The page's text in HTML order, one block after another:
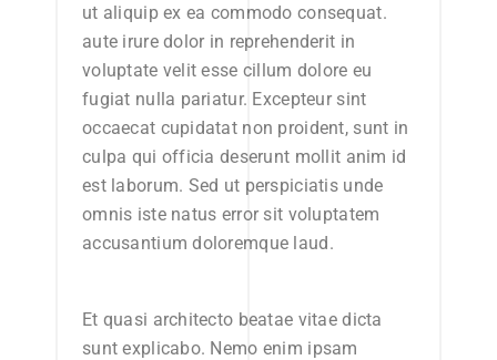
ut aliquip ex ea commodo consequat.
aute irure dolor in reprehenderit in
voluptate velit esse cillum dolore eu
fugiat nulla pariatur. Excepteur sint
occaecat cupidatat non proident, sunt in
culpa qui officia deserunt mollit anim id
est laborum. Sed ut perspiciatis unde
omnis iste natus error sit voluptatem
accusantium doloremque laud.
Et quasi architecto beatae vitae dicta
sunt explicabo. Nemo enim ipsam